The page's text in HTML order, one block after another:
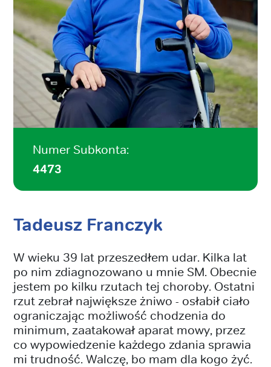
Numer Subkonta:
4473
Tadeusz Franczyk
W wieku 39 lat przeszedłem udar. Kilka lat
po nim zdiagnozowano u mnie SM. Obecnie
jestem po kilku rzutach tej choroby. Ostatni
rzut zebrał największe żniwo - osłabił ciało
ograniczając możliwość chodzenia do
minimum, zaatakował aparat mowy, przez
co wypowiedzenie każdego zdania sprawia
mi trudność. Walczę, bo mam dla kogo żyć.